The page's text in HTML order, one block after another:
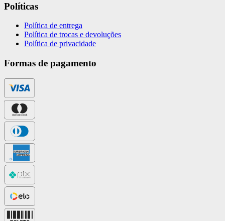
Políticas
Política de entrega
Política de trocas e devoluções
Política de privacidade
Formas de pagamento